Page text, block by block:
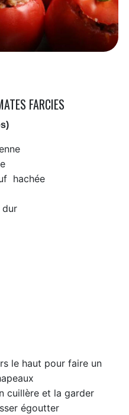
FARCIES
hachée
dur
le haut pour faire un
cuillère et la garder
égoutter